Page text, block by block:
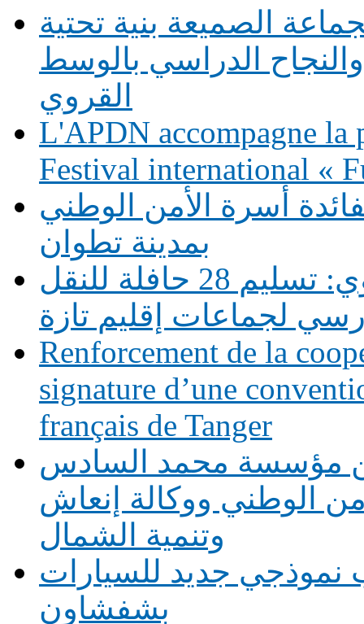
الصميعة بنية تحتية
الدراسي بالوسط
القروي
L'APDN accompagne la
Festival international «
أسرة الأمن الوطني
بمدينة تطوان
دعم التمدرس بالوسط القروي: تسليم 28 حافلة للنقل
لجماعات إقليم تازة
Renforcement de la
signature d’une
français de Tanger
مؤسسة محمد السادس
الوطني ووكالة إنعاش
وتنمية الشمال
نموذجي جديد للسيارات
بشفشاون